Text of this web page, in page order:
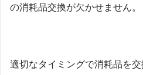
の消耗品交換が欠かせません。
適切なタイミングで消耗品を